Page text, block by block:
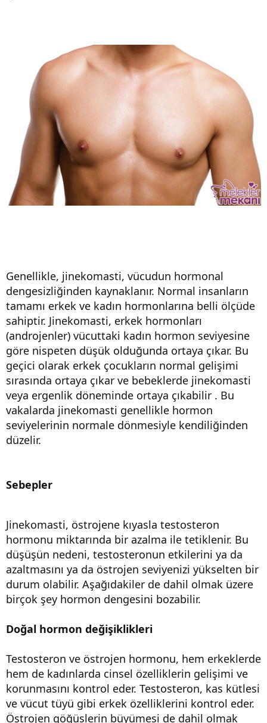
Genellikle, jinekomasti, vücudun hormonal
dengesizliğinden kaynaklanır. Normal insanların
tamamı erkek ve kadın hormonlarına belli ölçüde
sahiptir. Jinekomasti, erkek hormonları
(androjenler) vücuttaki kadın hormon seviyesine
göre nispeten düşük olduğunda ortaya çıkar. Bu
geçici olarak erkek çocukların normal gelişimi
sırasında ortaya çıkar ve bebeklerde jinekomasti
veya ergenlik döneminde ortaya çıkabilir . Bu
vakalarda jinekomasti genellikle hormon
seviyelerinin normale dönmesiyle kendiliğinden
düzelir.
Sebepler
Jinekomasti, östrojene kıyasla testosteron
hormonu miktarında bir azalma ile tetiklenir. Bu
düşüşün nedeni, testosteronun etkilerini ya da
azaltmasını ya da östrojen seviyenizi yükselten bir
durum olabilir. Aşağıdakiler de dahil olmak üzere
birçok şey hormon dengesini bozabilir.
Doğal hormon değişiklikleri
Testosteron ve östrojen hormonu, hem erkeklerde
hem de kadınlarda cinsel özelliklerin gelişimi ve
korunmasını kontrol eder. Testosteron, kas kütlesi
ve vücut tüyü gibi erkek özelliklerini kontrol eder.
Östrojen göğüslerin büyümesi de dahil olmak